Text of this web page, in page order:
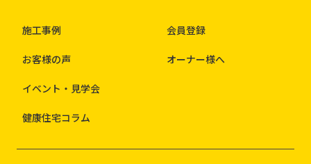
施工事例
お客様の声
イベント・見学会
健康住宅コラム
会員登録
オーナー様へ